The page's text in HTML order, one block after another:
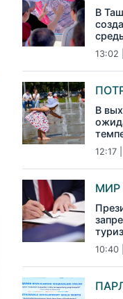
В
13:02
В
12:17
МИР
10:40